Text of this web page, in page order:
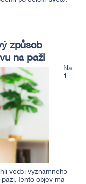
způsob
na paži
Na
1.
vědci významného
Tento objev má